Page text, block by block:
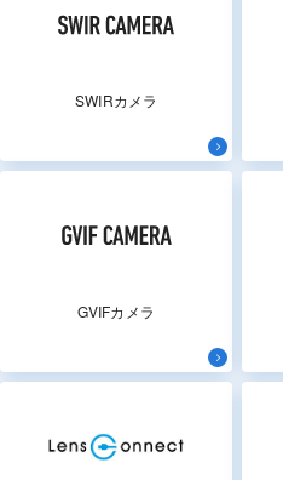
SWIRカメラ
GVIFカメラ